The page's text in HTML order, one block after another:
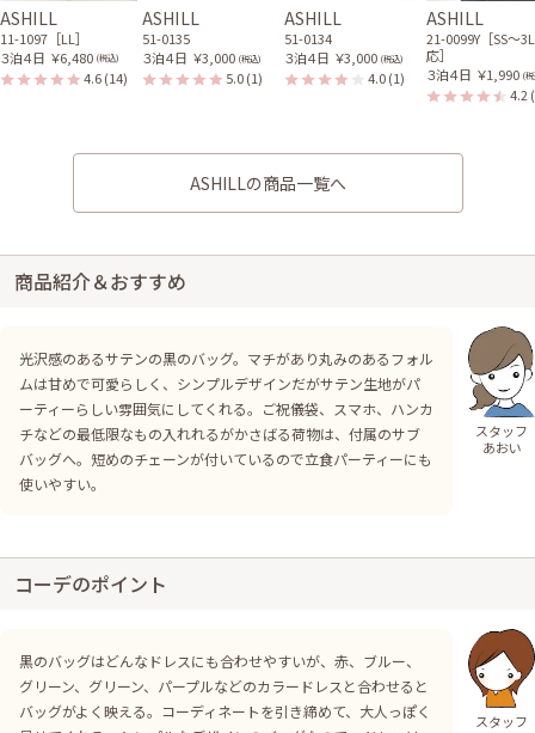
ASHILL
11-1097［LL］
３泊４日 ￥6,480 (税込)
4.6(14)
ASHILL
51-0135
３泊４日 ￥3,000 (税込)
5.0(1)
ASHILL
51-0134
３泊４日 ￥3,000 (税込)
4.0(1)
ASHILL
21-0099Y［SS〜
応］
３泊４日 ￥1,990 (
4.2
ASHILLの商品一覧へ
商品紹介＆おすすめ
光沢感のあるサテンの黒のバッグ。マチがあり丸みのあるフォル
ムは甘めで可愛らしく、シンプルデザインだがサテン生地がパ
ーティーらしい雰囲気にしてくれる。ご祝儀袋、スマホ、ハンカ
チなどの最低限なもの入れれるがかさばる荷物は、付属のサブ
バッグへ。短めのチェーンが付いているので立食パーティーにも
使いやすい。
スタッフ
あおい
コーデのポイント
黒のバッグはどんなドレスにも合わせやすいが、赤、ブルー、
グリーン、グリーン、パープルなどのカラードレスと合わせると
バッグがよく映える。コーディネートを引き締めて、大人っぽく
スタッフ